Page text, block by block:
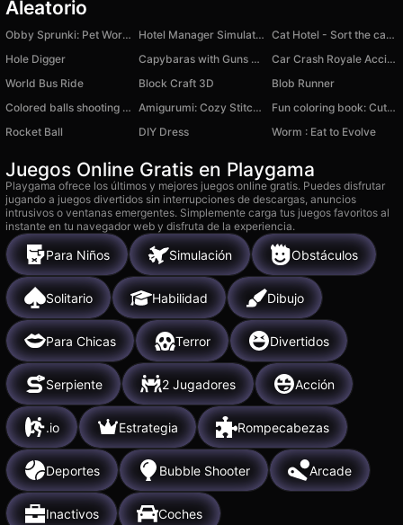
Aleatorio
Obby Sprunki: Pet World Hotel Manager Simulator
Cat Hotel - Sort the cats!
Hole Digger
Capybaras with Guns 2. A Game for Two Players
Car Crash Royale Accident
World Bus Ride
Block Craft 3D
Blob Runner
Colored balls shooting game
Amigurumi: Cozy Stitches
Fun coloring book: Cute pony
Rocket Ball
DIY Dress Worm : Eat to Evolve
Juegos Online Gratis en Playgama
Playgama ofrece los últimos y mejores juegos online gratis. Puedes disfrutar
jugando a juegos divertidos sin interrupciones de descargas, anuncios
intrusivos o ventanas emergentes. Simplemente carga tus juegos favoritos al
instante en tu navegador web y disfruta de la experiencia.
Para Niños Simulación Obstáculos
Solitario Habilidad Dibujo
Para Chicas Terror Divertidos
Serpiente 2 Jugadores Acción
.io Estrategia Rompecabezas
Deportes Bubble Shooter Arcade
Inactivos Coches